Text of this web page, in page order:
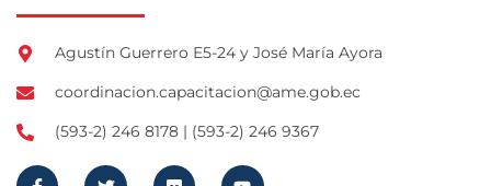
Agustín Guerrero E5-24 y José María Ayora
coordinacion.capacitacion@ame.gob.ec
(593-2) 246 8178 | (593-2) 246 9367